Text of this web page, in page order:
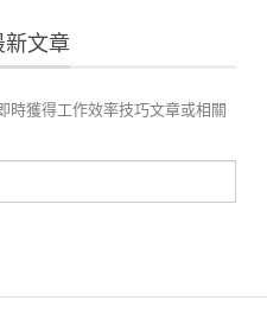
文章
時獲得工作效率技巧文章或相關